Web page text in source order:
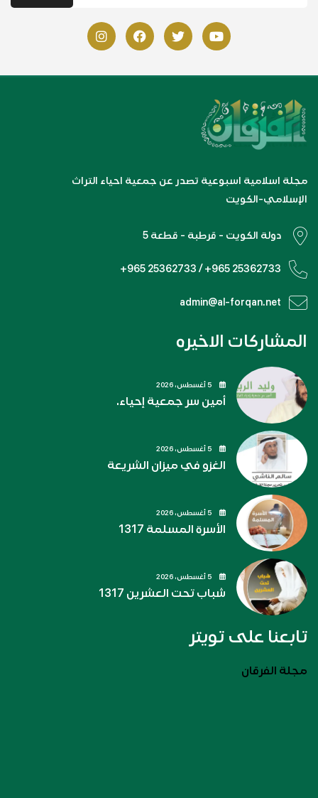
مجلة اسلامية اسبوعية تصدر عن جمعية احياء التراث
الإسلامي-الكويت
دولة الكويت - قرطبة - قطعة 5
+965 25362733 / +965 25362733
admin@al-forqan.net
المشاركات الاخيره
أمين سر جمعية إحياء.
الغزو في ميزان الشريعة
الأسرة المسلمة 1317
شباب تحت العشرين 1317
تابعنا على تويتر
مجلة الفرقان